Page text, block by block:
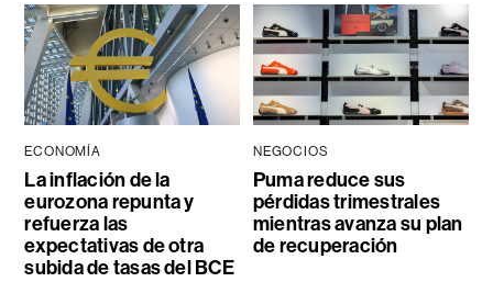
ECONOMÍA
La inflación de la
eurozona repunta y
refuerza las
expectativas de otra
subida de tasas del BCE
NEGOCIOS
Puma reduce sus
pérdidas trimestrales
mientras avanza su plan
de recuperación